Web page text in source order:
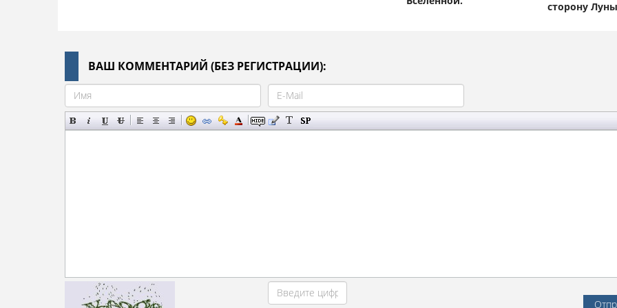
сторону
ВАШ КОММЕНТАРИЙ (БЕЗ РЕГИСТРАЦИИ):